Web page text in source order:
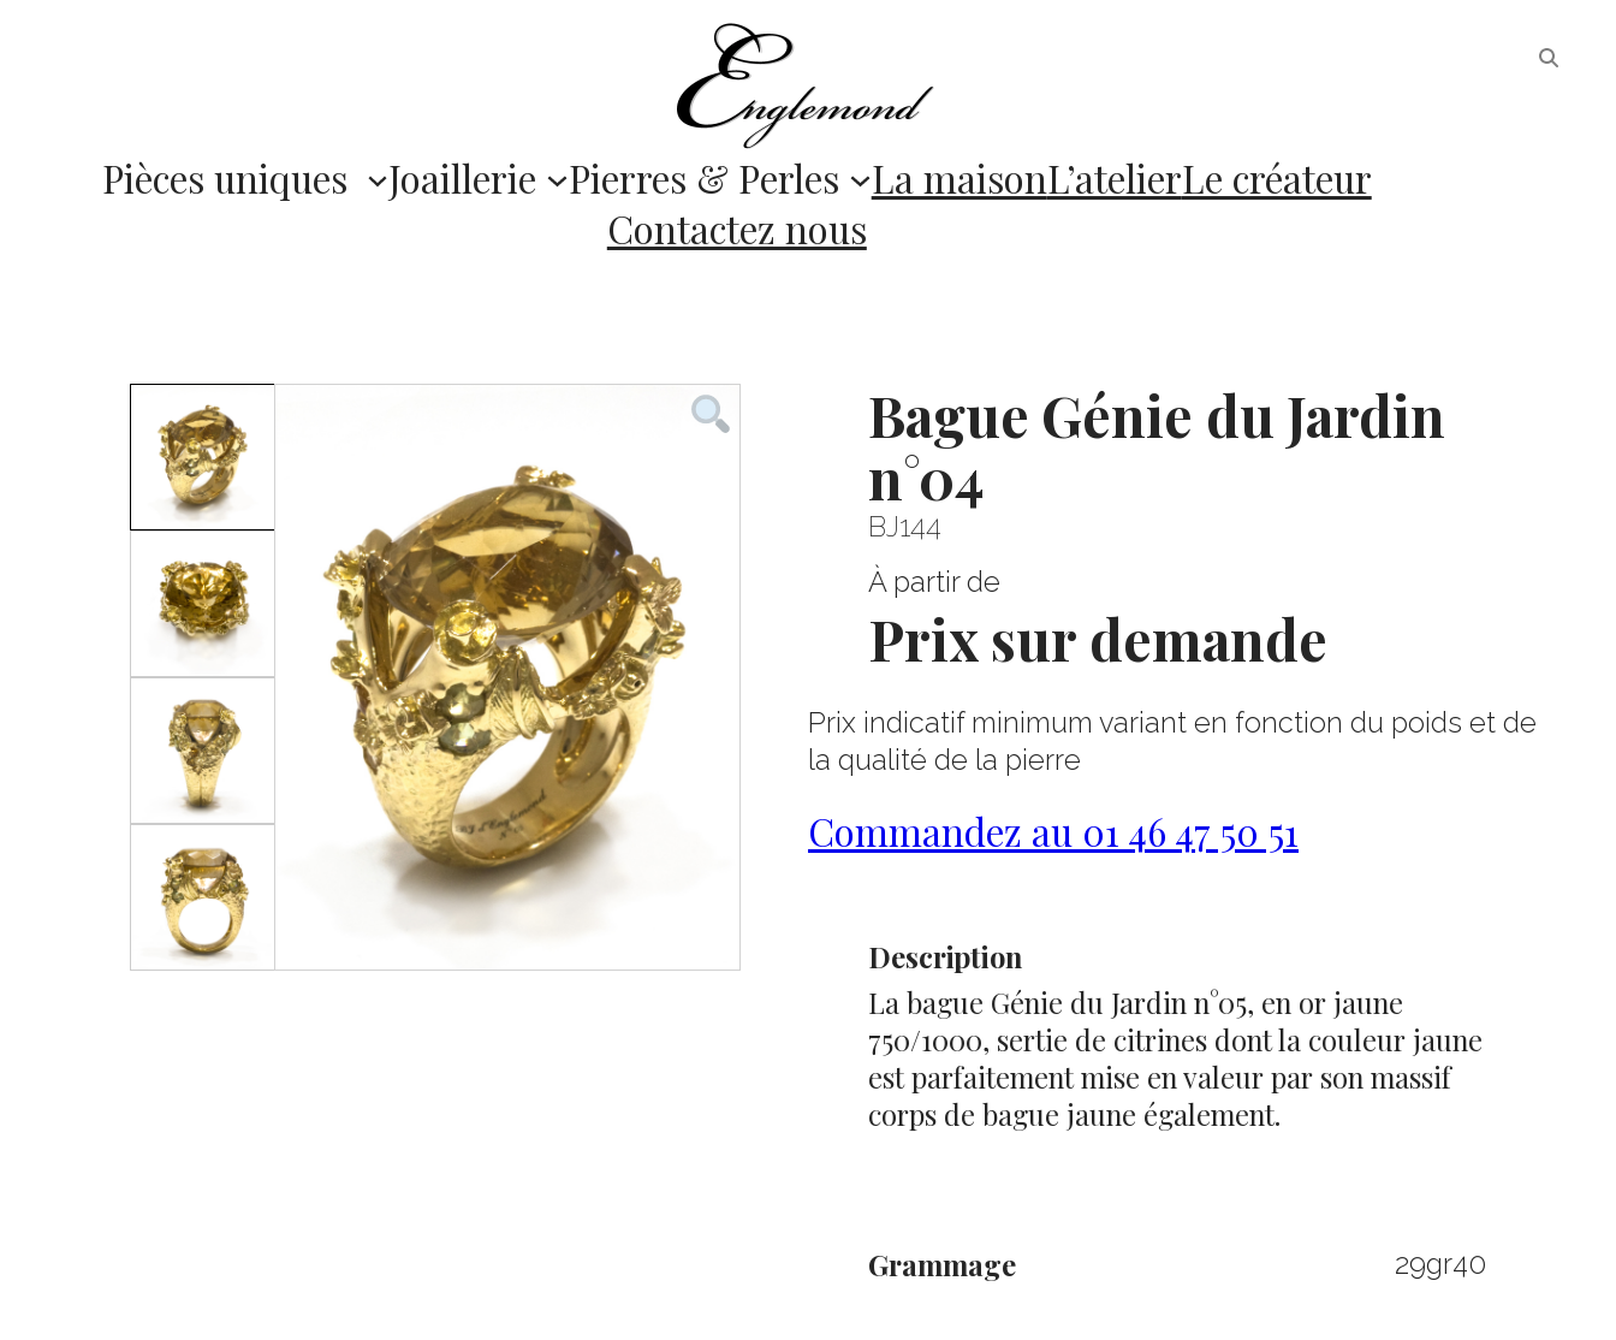
Pièces uniques Joaillerie Pierres & Perles La maisonL’atelierLe créateur
Contactez nous
Bague Génie du Jardin
n°04
BJ144
À partir de
Prix sur demande
Prix indicatif minimum variant en fonction du poids et de
la qualité de la pierre
Commandez au 01 46 47 50 51
Description
La bague Génie du Jardin n°05, en or jaune
750/1000, sertie de citrines dont la couleur jaune
est parfaitement mise en valeur par son massif
corps de bague jaune également.
Grammage 29gr40